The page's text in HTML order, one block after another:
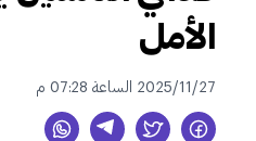
الأمل
2025/11/27 الساعة 07:28 م